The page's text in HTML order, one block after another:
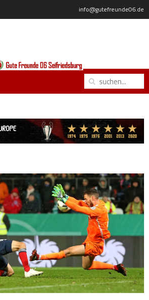
info@gutefreunde06.de